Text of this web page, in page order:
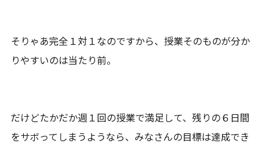
そりゃあ完全１対１なのですから、授業そのものが分か
りやすいのは当たり前。
だけどたかだか週１回の授業で満足して、残りの６日間
をサボってしまうようなら、みなさんの目標は達成でき